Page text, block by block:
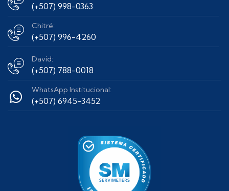
(+507) 998-0363
Chitré:
(+507) 996-4260
David:
(+507) 788-0018
WhatsApp Institucional:
(+507) 6945-3452